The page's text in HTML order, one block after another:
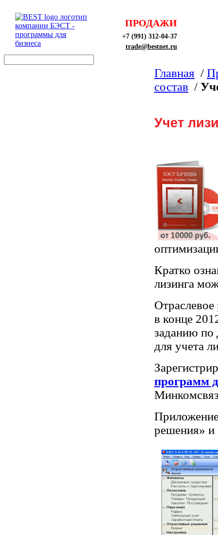
ПРОДАЖИ
+7 (991) 312-04-37
trade@bestnet.ru
Главная /
состав /
Учет
Кратко
лизинга
в конце
заданию по
для учета
программ
решения» и